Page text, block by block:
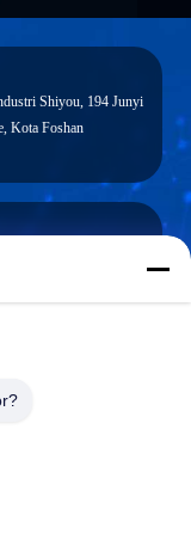
Shiyou, 194 Junyi
Kota Foshan